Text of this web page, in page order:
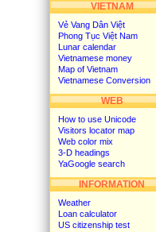
VIETNAM
Vẻ Vang Dân Việt
Phong Tục Việt Nam
Lunar calendar
Vietnamese money
Map of Vietnam
Vietnamese Conversion
WEB
How to use Unicode
Visitors locator map
Web color mix
3-D headings
YaGoogle search
INFORMATION
Weather
Loan calculator
US citizenship test